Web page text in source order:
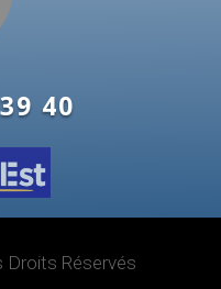
40
Droits Réservés